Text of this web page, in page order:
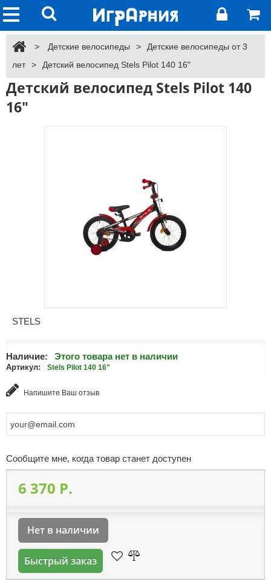
> Детские велосипеды >
Детские велосипеды от 3
лет
> Детский велосипед Stels Pilot 140 16"
Детский велосипед Stels Pilot 140
16"
STELS
Наличие: Этого товара нет в наличии
Артикул: Stels Pilot 140 16"
Напишите Ваш отзыв
Сообщите мне, когда товар станет доступен
6 370 P.
Нет в наличии
Быстрый заказ